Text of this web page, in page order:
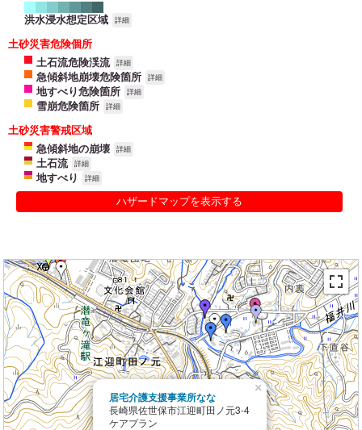
洪水浸水想定区域 詳細
土砂災害危険個所
土石流危険渓流
詳細
急傾斜地崩壊危険箇所 詳細
地すべり危険箇所 詳細
雪崩危険箇所 詳細
土砂災害警戒区域
急傾斜地の崩壊
詳細
土石流 詳細
地すべり 詳細
ハザードマップを表示する
居宅介護支援事業所なな
長崎県佐世保市江迎町田ノ元3-4
ケアプラン
×